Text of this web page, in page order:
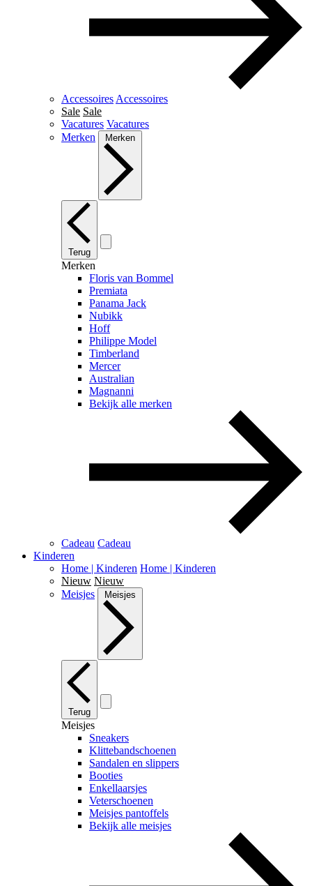
Accessoires Accessoires
Sale Sale
Vacatures Vacatures
Merken
Merken
Terug
Merken
Floris van Bommel
Premiata
Panama Jack
Nubikk
Hoff
Philippe Model
Timberland
Mercer
Australian
Magnanni
Bekijk alle merken
Cadeau Cadeau
Kinderen
Home | Kinderen Home | Kinderen
Nieuw Nieuw
Meisjes
Meisjes
Terug
Meisjes
Sneakers
Klittebandschoenen
Sandalen en slippers
Booties
Enkellaarsjes
Veterschoenen
Meisjes pantoffels
Bekijk alle meisjes